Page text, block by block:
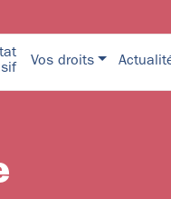
Vos droits